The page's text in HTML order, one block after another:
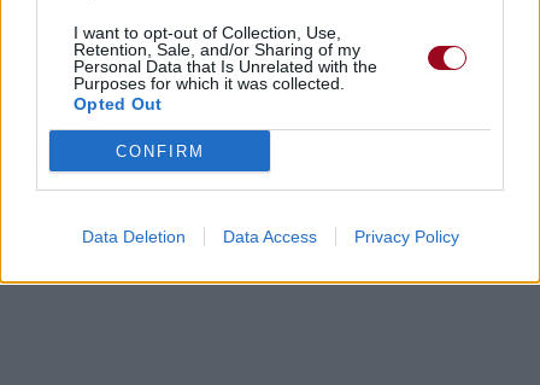
I want to opt-out of Collection, Use,
Retention, Sale, and/or Sharing of my
Personal Data that Is Unrelated with the
Purposes for which it was collected.
Opted Out
CONFIRM
Data Deletion Data Access Privacy Policy